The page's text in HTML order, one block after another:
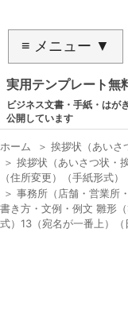
≡ メニュー ▼
実用テンプレート無
ビジネス文書・手紙・はが
公開しています
ホーム ＞ 挨拶状（あいさ
＞ 挨拶状（あいさつ状・
（住所変更）（手紙形式）
＞ 事務所（店舗・営業所
書き方・文例・例文 雛形
式）13（宛名が一番上）（